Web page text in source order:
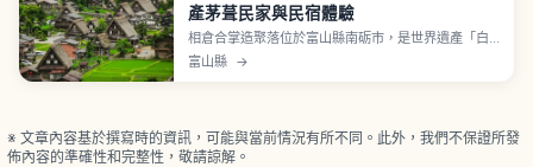
產茅葺民家與民宿體驗
相倉合掌造聚落位於富山縣南砺市，是世界遺產「白
川鄉・五箇山合掌造聚落」構成資產。陡峭茅草屋頂
的合掌造民家錯落分布，多數建於江戶時代末期至明
富山縣 →
※ 文章內容基於撰寫時的資訊，可能與當前情況有所不同。此外，我們不保證所發
佈內容的準確性和完整性，敬請諒解。